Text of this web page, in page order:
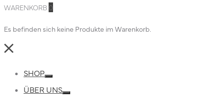
WARENKORB 0
Es befinden sich keine Produkte im Warenkorb.
Close
SHOP
ÜBER UNS